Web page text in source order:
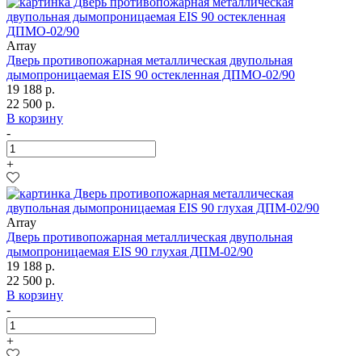
Array
Дверь противопожарная металлическая двупольная
дымопроницаемая EIS 90 остекленная ДПМО-02/90
19 188 р.
22 500 р.
В корзину
-
+
Array
Дверь противопожарная металлическая двупольная
дымопроницаемая EIS 90 глухая ДПМ-02/90
19 188 р.
22 500 р.
В корзину
-
+